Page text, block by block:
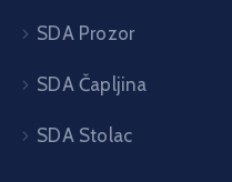
SDA Prozor
SDA Čapljina
SDA Stolac